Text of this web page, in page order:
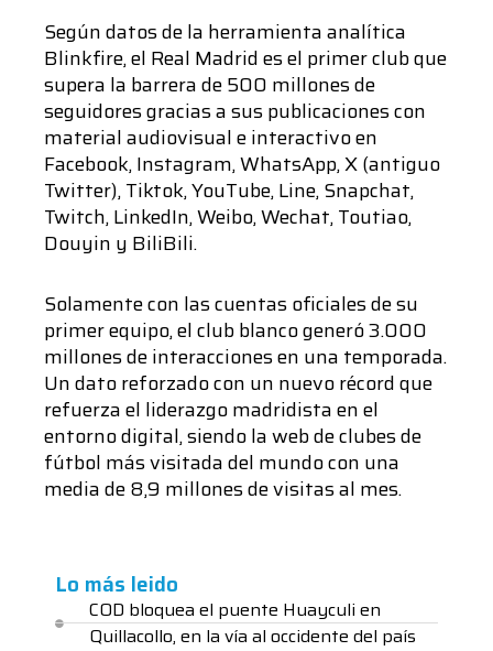
Según datos de la herramienta analítica
Blinkfire, el Real Madrid es el primer club que
supera la barrera de 500 millones de
seguidores gracias a sus publicaciones con
material audiovisual e interactivo en
Facebook, Instagram, WhatsApp, X (antiguo
Twitter), Tiktok, YouTube, Line, Snapchat,
Twitch, LinkedIn, Weibo, Wechat, Toutiao,
Douyin y BiliBili.
Solamente con las cuentas oficiales de su
primer equipo, el club blanco generó 3.000
millones de interacciones en una temporada.
Un dato reforzado con un nuevo récord que
refuerza el liderazgo madridista en el
entorno digital, siendo la web de clubes de
fútbol más visitada del mundo con una
media de 8,9 millones de visitas al mes.
Lo más leido
COD bloquea el puente Huayculi en
Quillacollo, en la vía al occidente del país